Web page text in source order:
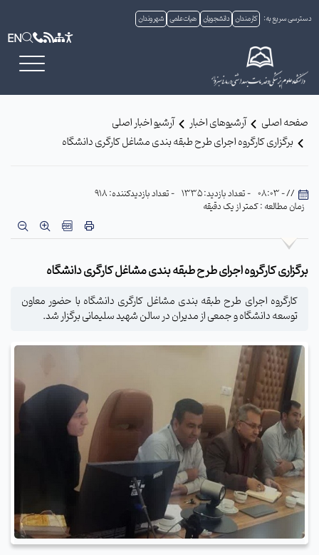
دسترسی سریع به: کارمندان دانشجویان هیات علمی شهروندان
EN
صفحه اصلی آرشیوهای اخبار
آرشیو اخبار اصلی
برگزاری کارگروه اجرای طرح طبقه بندی مشاغل کارگری دانشگاه
// - 08:03 - تعداد بازدید: 1335
- تعداد بازدیدکننده: 918
زمان مطالعه : کمتر از یک دقیقه
برگزاری کارگروه اجرای طرح طبقه بندی مشاغل کارگری دانشگاه
کارگروه اجرای طرح طبقه بندی مشاغل کارگری دانشگاه با حضور معاون
توسعه دانشگاه و جمعی از مدیران در سالن شهید سلیمانی برگزار شد.